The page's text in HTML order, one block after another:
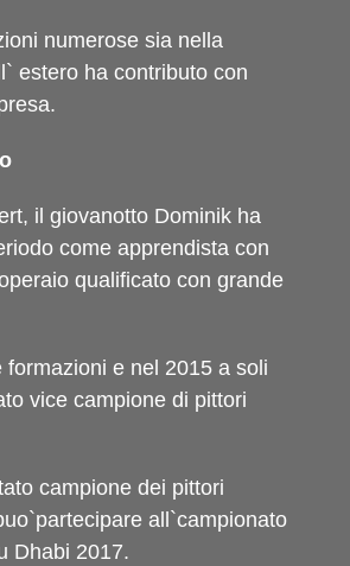
numerose sia nella
estero ha contributo con
il giovanotto Dominik ha
come apprendista con
qualificato con grande
formazioni e nel 2015 a soli
vice campione di pittori
campione dei pittori
all`campionato
Dhabi 2017.